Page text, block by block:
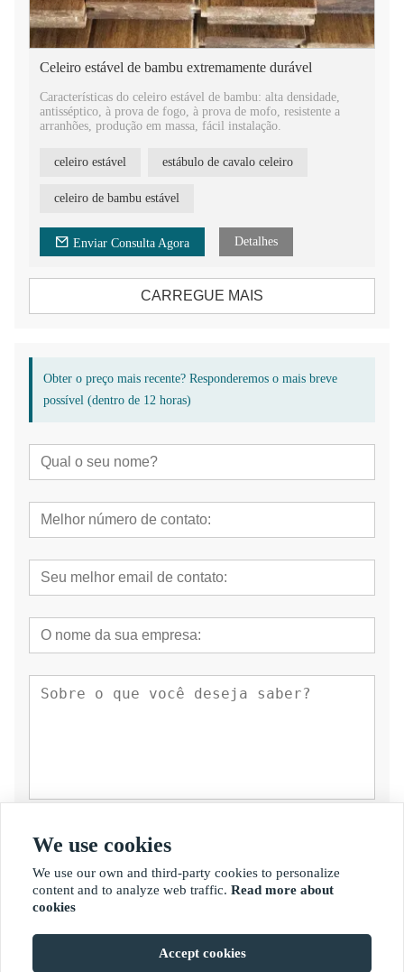
Celeiro estável de bambu extremamente durável
Características do celeiro estável de bambu: alta densidade,
antisséptico, à prova de fogo, à prova de mofo, resistente a
arranhões, produção em massa, fácil instalação.
celeiro estável estábulo de cavalo celeiro
celeiro de bambu estável
Enviar Consulta Agora Detalhes
CARREGUE MAIS
Obter o preço mais recente? Responderemos o mais breve
possível (dentro de 12 horas)
submeter
Direitos autorais de © Fujian Golden Bamboo Industry Co., Ltd.
We use cookies
We use our own and third-party cookies to personalize
content and to analyze web traffic. Read more about
cookies
Accept cookies